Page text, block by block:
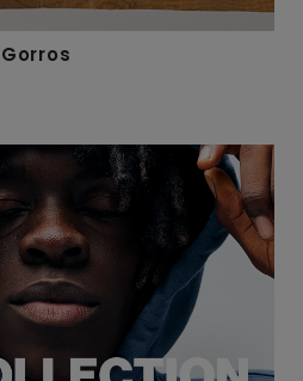
Gorros